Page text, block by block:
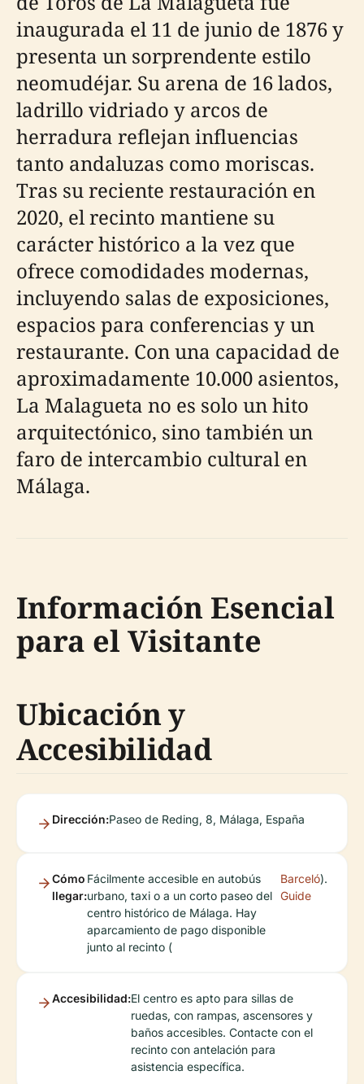
inaugurada el 11 de junio de 1876 y
presenta un sorprendente estilo
neomudéjar. Su arena de 16 lados,
ladrillo vidriado y arcos de
herradura reflejan influencias
tanto andaluzas como moriscas.
Tras su reciente restauración en
2020, el recinto mantiene su
carácter histórico a la vez que
ofrece comodidades modernas,
incluyendo salas de exposiciones,
espacios para conferencias y un
restaurante. Con una capacidad de
aproximadamente 10.000 asientos,
La Malagueta no es solo un hito
arquitectónico, sino también un
faro de intercambio cultural en
Málaga.
Información Esencial
para el Visitante
Ubicación y
Accesibilidad
Dirección:Paseo de Reding, 8, Málaga, España
Cómo
llegar:
Fácilmente accesible en autobús
urbano, taxi o a un corto paseo del
centro histórico de Málaga. Hay
aparcamiento de pago disponible
junto al recinto (
Barceló
Guide
).
Accesibilidad:El centro es apto para sillas de
ruedas, con rampas, ascensores y
baños accesibles. Contacte con el
recinto con antelación para
asistencia específica.